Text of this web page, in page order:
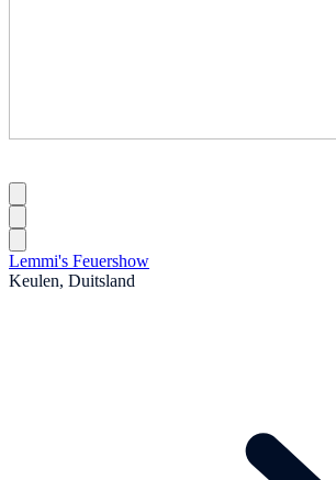
Lemmi's Feuershow
Keulen, Duitsland